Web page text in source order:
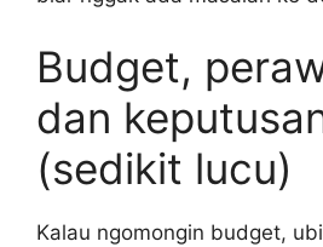
Budget,
dan
(sedikit lucu)
Kalau ngomongin budget,